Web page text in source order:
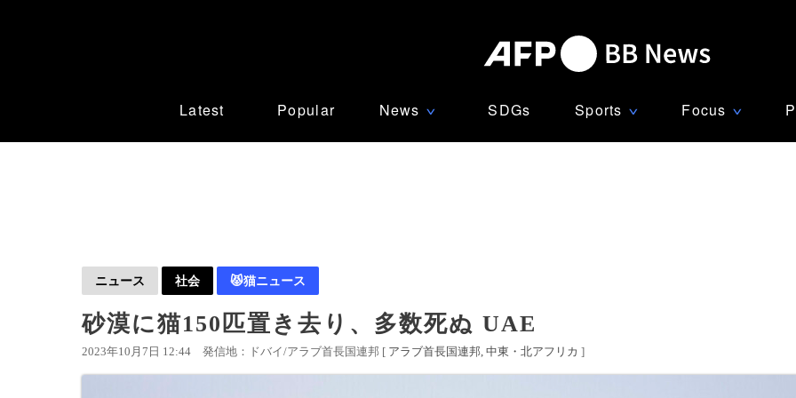
Latest Popular News ∨ SDGs Sports ∨ Focus ∨
ニュース 社会 😾猫ニュース
砂漠に猫150匹置き去り、多数死ぬ UAE
2023年10月7日 12:44 発信地：ドバイ/アラブ首長国連邦 [ アラブ首長国連邦 中東・北アフリカ ]